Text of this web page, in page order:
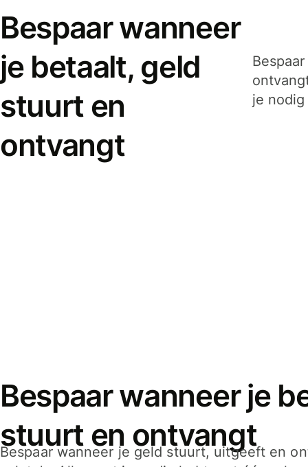
Bespaar wanneer
je betaalt, geld
stuurt en
ontvangt
je
Bespaar wanneer je
stuurt en ontvangt
Bespaar wanneer je geld stuurt, uitgeeft en